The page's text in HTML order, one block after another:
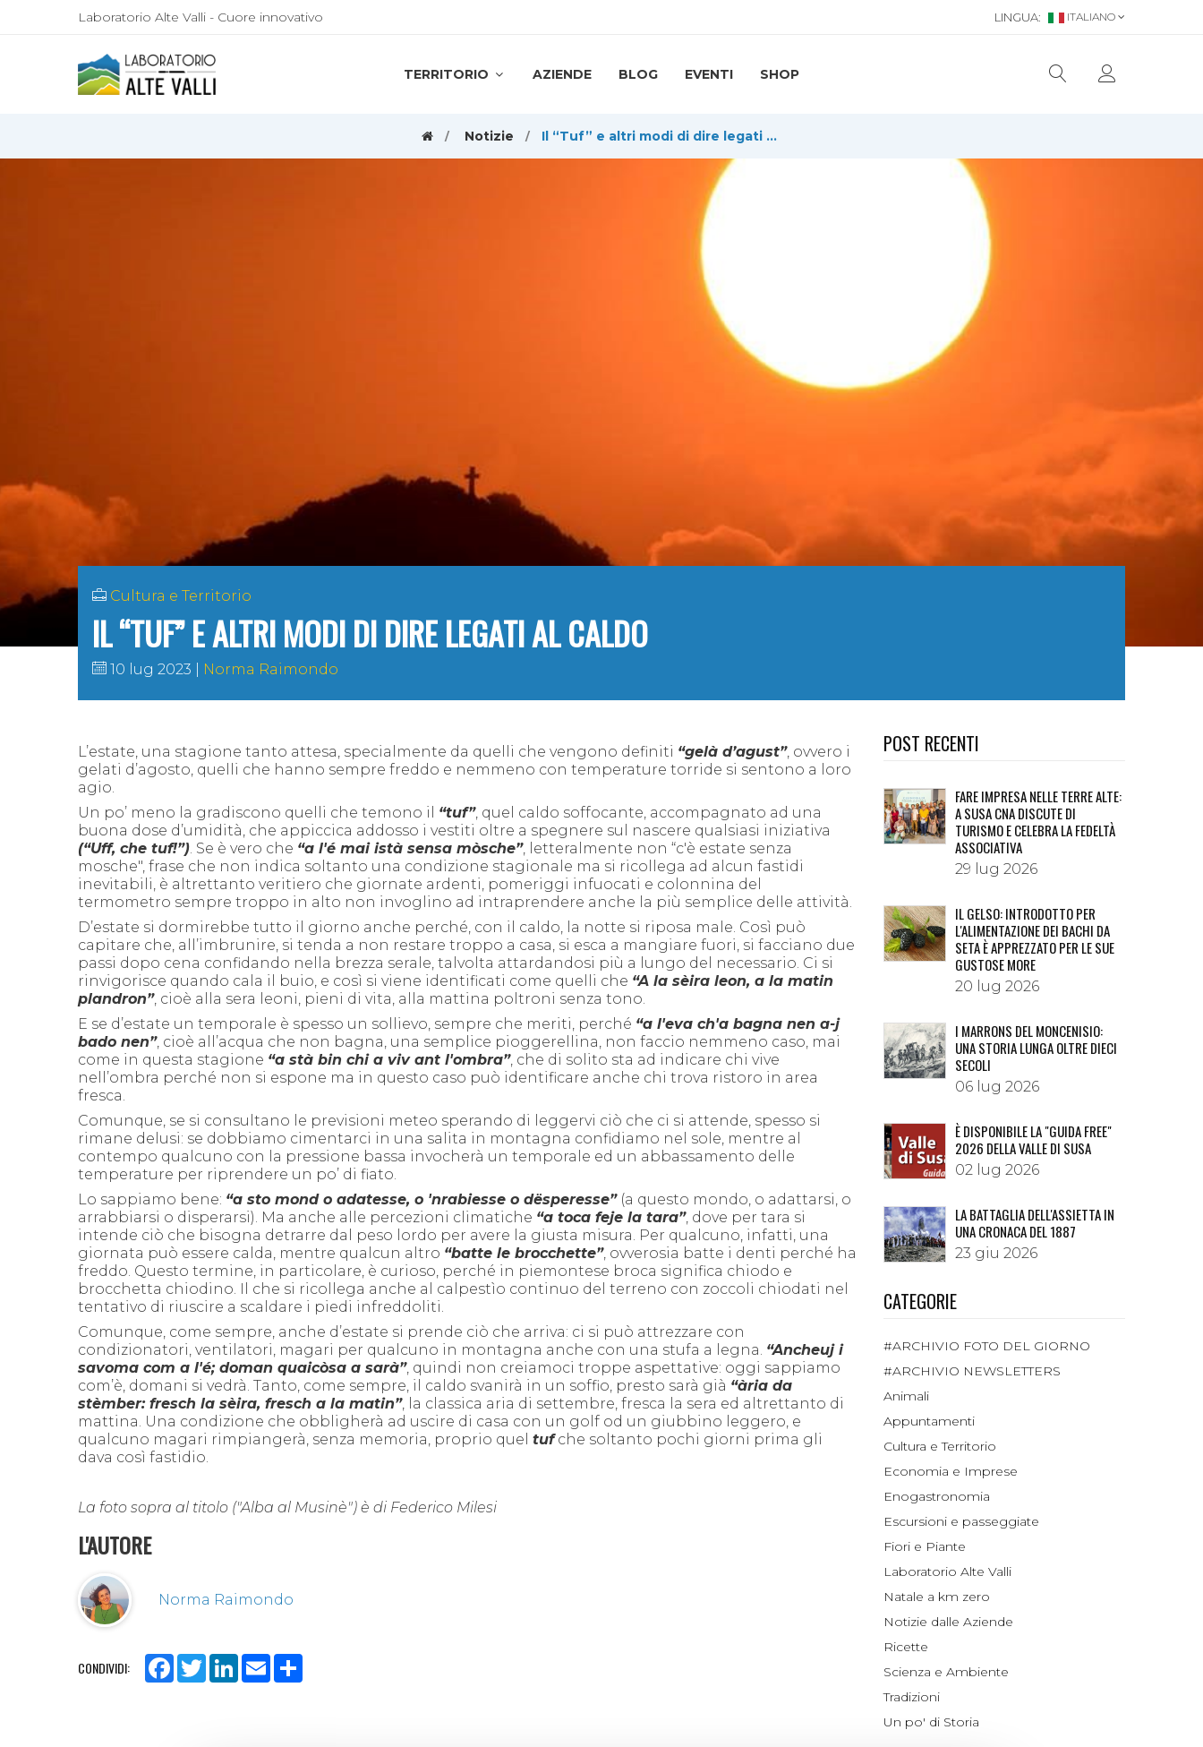
Laboratorio Alte Valli - Cuore innovativo LINGUA: ITALIANO
TERRITORIO AZIENDE BLOG EVENTI SHOP
Notizie Il “Tuf” e altri modi di dire legati al caldo
Cultura e Territorio
IL “TUF” E ALTRI MODI DI DIRE LEGATI AL CALDO
10 lug 2023 Norma Raimondo
L’estate, una stagione tanto attesa, specialmente da quelli che vengono definiti “gelà d’agust”, ovvero i
gelati d’agosto, quelli che hanno sempre freddo e nemmeno con temperature torride si sentono a loro
agio.
Un po’ meno la gradiscono quelli che temono il “tuf”, quel caldo soffocante, accompagnato ad una
buona dose d’umidità, che appiccica addosso i vestiti oltre a spegnere sul nascere qualsiasi iniziativa
(“Uff, che tuf!”). Se è vero che “a l'é mai istà sensa mòsche”, letteralmente non “c'è estate senza
mosche", frase che non indica soltanto una condizione stagionale ma si ricollega ad alcun fastidi
inevitabili, è altrettanto veritiero che giornate ardenti, pomeriggi infuocati e colonnina del
termometro sempre troppo in alto non invoglino ad intraprendere anche la più semplice delle attività.
D’estate si dormirebbe tutto il giorno anche perché, con il caldo, la notte si riposa male. Così può
capitare che, all’imbrunire, si tenda a non restare troppo a casa, si esca a mangiare fuori, si facciano due
passi dopo cena confidando nella brezza serale, talvolta attardandosi più a lungo del necessario. Ci si
rinvigorisce quando cala il buio, e così si viene identificati come quelli che “A la sèira leon, a la matin
plandron”, cioè alla sera leoni, pieni di vita, alla mattina poltroni senza tono.
E se d’estate un temporale è spesso un sollievo, sempre che meriti, perché “a l'eva ch'a bagna nen a-j
bado nen”, cioè all’acqua che non bagna, una semplice pioggerellina, non faccio nem meno caso, mai
come in questa stagione “a stà bin chi a viv ant l'ombra”, che di solito sta ad indicare chi vive
nell’ombra perché non si espone ma in questo caso può identificare anche chi trova ristoro in area
fresca.
Comunque, se si consultano le previsioni meteo sperando di leggervi ciò che ci si attende, spesso si
rimane delusi: se dobbiamo cimentarci in una salita in montagna confidiamo nel sole, mentre al
contempo qualcuno con la pressione bassa invocherà u n temporale ed un abbassamento delle
temperature per riprendere un po’ di fiato.
Lo sappiamo bene: “a sto mond o adatesse, o 'nrabiesse o dësperesse” (a questo mondo, o adattarsi, o
a rrabbiarsi o disperarsi). Ma anche alle percezioni climatiche “a toca feje la tara”, dove per tara si
intende ciò che bisogna detrarre dal peso lordo per avere la giusta misura. Per qualcuno, infatti, una
giornata può essere calda, mentre qualcun altro “batte le brocchette”, ovverosia batte i denti perché ha
freddo. Questo termine, in particolare, è curioso, perché in piemontese broca significa chiodo e
brocchetta chiodino. Il che si ricollega anche al calpestìo continuo del terreno con zoccoli chiodati nel
tentativo di riuscire a scaldare i piedi infreddoliti.
Comunque, come sempre, anche d’estate si prende ciò che arriva: ci si può attrezzare con
condizionatori, ventilatori, magari per qualcuno in montagna anche con una stufa a legna. “Ancheuj i
savoma com a l'é; doman quaicòsa a sarà”, quindi non creiamoci troppe aspettative: oggi sappiamo
com’è, domani si vedrà. Tanto, come sempre, il caldo svanirà in un soffio, presto sarà già “ària da
stèmber: fresch la sèira, fresch a la matin”, la classica aria di settembre, fresca
la sera ed altrettanto di
mattina. Una condizione che obbligherà ad uscire di casa con un golf od un giubbino leggero, e
qualcuno magari rimpiangerà, senza memoria, proprio quel tufche soltanto pochi giorni prima gli
dava così fastidio.
La foto sopra al titolo ("Alba al Musinè") è di Federico Milesi
L'AUTORE
Norma Raimondo
CONDIVIDI: Facebook
TwitterLinkedIn
Email
POST RECENTI
FARE IMPRESA NELLE TERRE ALTE:
A SUSA CNA DISCUTE DI
TURISMO E CELEBRA LA FEDELTÀ
ASSOCIATIVA
29 lug 2026
IL GELSO: INTRODOTTO PER
L'ALIMENTAZIONE DEI BACHI DA
SETA È APPREZZATO PER LE SUE
GUSTOSE MORE
20 lug 2026
I MARRONS DEL MONCENISIO:
UNA STORIA LUNGA OLTRE DIECI
SECOLI
06 lug 2026
È DISPONIBILE LA "GUIDA FREE"
2026 DELLA VALLE DI SUSA
02 lug 2026
LA BATTAGLIA DELL'ASSIETTA IN
UNA CRONACA DEL 1887
23 giu 2026
CATEGORIE
#ARCHIVIO FOTO DEL GIORNO
#ARCHIVIO NEWSLETTERS
Animali
Appuntamenti
Cultura e Territorio
Economia e Imprese
Enogastronomia
Escursioni e passeggiate
Fiori e Piante
Laboratorio Alte Valli
Natale a km zero
Notizie dalle Aziende
Ricette
Scienza e Ambiente
Tradizioni
Un po' di Storia